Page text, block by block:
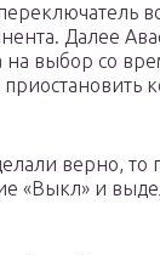
Далее
на выбор со
верно, то
«Выкл» и